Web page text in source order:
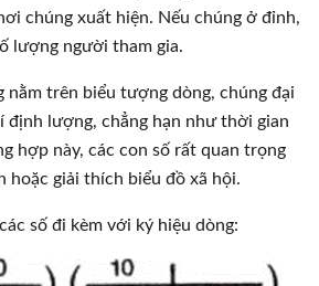
chúng xuất hiện. Nếu chúng ở đỉnh,
lượng người tham gia.
nằm trên biểu tượng dòng, chúng đại
định lượng, chẳng hạn như thời gian
hợp này, các con số rất quan trọng
hoặc giải thích biểu đồ xã hội.
số đi kèm với ký hiệu dòng: